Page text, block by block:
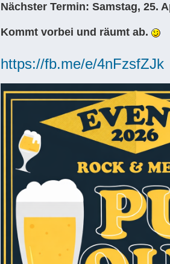
Nächster Termin: Samstag, 25.
Kommt vorbei und räumt ab.
https://fb.me/e/4nFzsfZJk